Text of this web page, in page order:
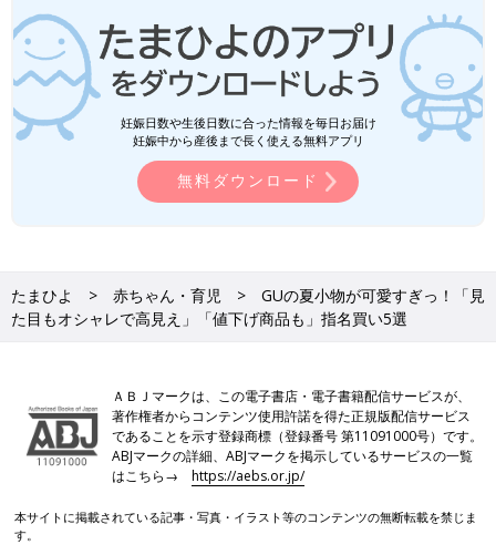
妊娠日数や生後日数に合った情報を毎日お届け
妊娠中から産後まで長く使える無料アプリ
無料ダウンロード
たまひよ 赤ちゃん・育児
GUの夏小物が可愛すぎっ！「見
た目もオシャレで高見え」「値下げ商品も」指名買い5選
ＡＢＪマークは、この電子書店・電子書籍配信サービスが、
著作権者からコンテンツ使用許諾を得た正規版配信サービス
であることを示す登録商標（登録番号 第11091000号）です。
ABJマークの詳細、ABJマークを掲示しているサービスの一覧
はこちら→https://aebs.or.jp/
本サイトに掲載されている記事・写真・イラスト等のコンテンツの無断転載を禁じま
す。